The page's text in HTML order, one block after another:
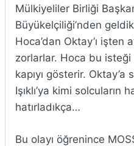
Mülkiyeliler Birliği
Büyükelçiliği’nden
Hoca’dan Oktay’ı işten
zorlarlar. Hoca bu
kapıyı gösterir. Oktay’a
Işıklı’ya kimi solcuların
hatırladıkça…
Bu olayı öğrenince